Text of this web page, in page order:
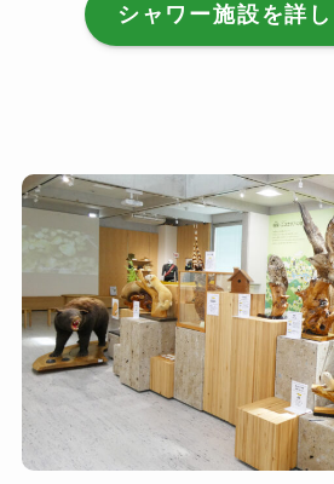
シャワー施設を詳